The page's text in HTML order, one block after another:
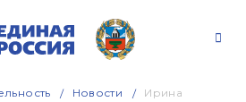
Новости
Ирина